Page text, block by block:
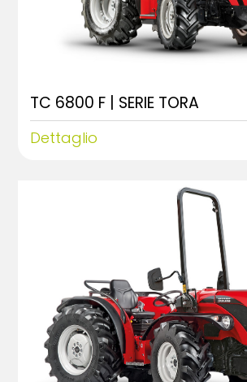
TC 6800 F | SERIE TORA
Dettaglio